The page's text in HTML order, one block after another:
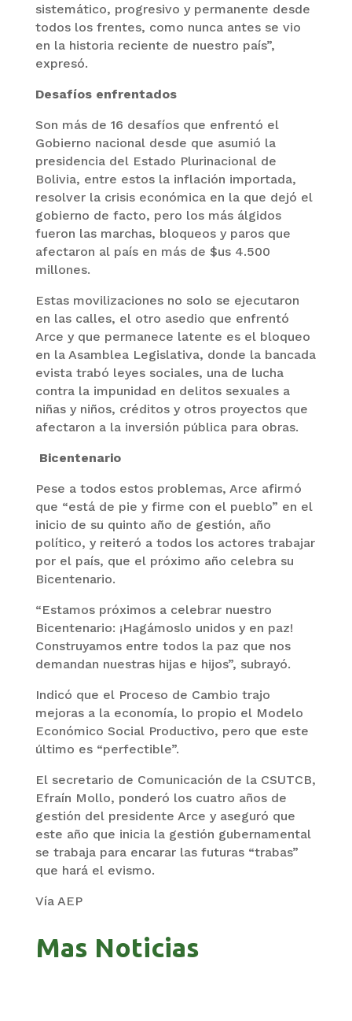
sistemático, progresivo y permanente desde
todos los frentes, como nunca antes se vio
en la historia reciente de nuestro país”,
expresó.
Desafíos enfrentados
Son más de 16 desafíos que enfrentó el
Gobierno nacional desde que asumió la
presidencia del Estado Plurinacional de
Bolivia, entre estos la inflación importada,
resolver la crisis económica en la que dejó el
gobierno de facto, pero los más álgidos
fueron las marchas, bloqueos y paros que
afectaron al país en más de $us 4.500
millones.
Estas movilizaciones no solo se ejecutaron
en las calles, el otro asedio que enfrentó
Arce y que permanece latente es el bloqueo
en la Asamblea Legislativa, donde la bancada
evista trabó leyes sociales, una de lucha
contra la impunidad en delitos sexuales a
niñas y niños, créditos y otros proyectos que
afectaron a la inversión pública para obras.
Bicentenario
Pese a todos estos problemas, Arce afirmó
que “está de pie y firme con el pueblo” en el
inicio de su quinto año de gestión, año
político, y reiteró a todos los actores trabajar
por el país, que el próximo año celebra su
Bicentenario.
“Estamos próximos a celebrar nuestro
Bicentenario: ¡Hagámoslo unidos y en paz!
Construyamos entre todos la paz que nos
demandan nuestras hijas e hijos”, subrayó.
Indicó que el Proceso de Cambio trajo
mejoras a la economía, lo propio el Modelo
Económico Social Productivo, pero que este
último es “perfectible”.
El secretario de Comunicación de la CSUTCB,
Efraín Mollo, ponderó los cuatro años de
gestión del presidente Arce y aseguró que
este año que inicia la gestión gubernamental
se trabaja para encarar las futuras “trabas”
que hará el evismo.
Vía AEP
Mas Noticias